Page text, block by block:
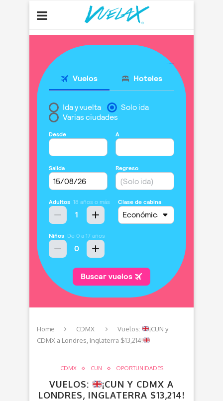
Home CDMX Vuelos:
¡CUN y
CDMX a Londres, Inglaterra $13,214!
CDMX CUN OPORTUNIDADES
VUELOS:
¡CUN Y CDMX A
LONDRES, INGLATERRA $13,214!